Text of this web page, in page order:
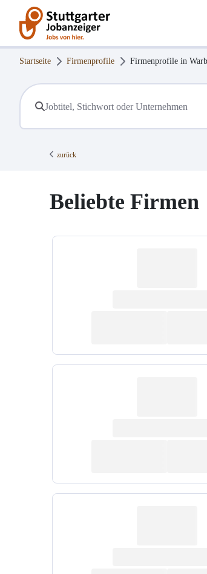
Startseite Firmenprofile Firmenprofile in
zurück
Beliebte Firmen